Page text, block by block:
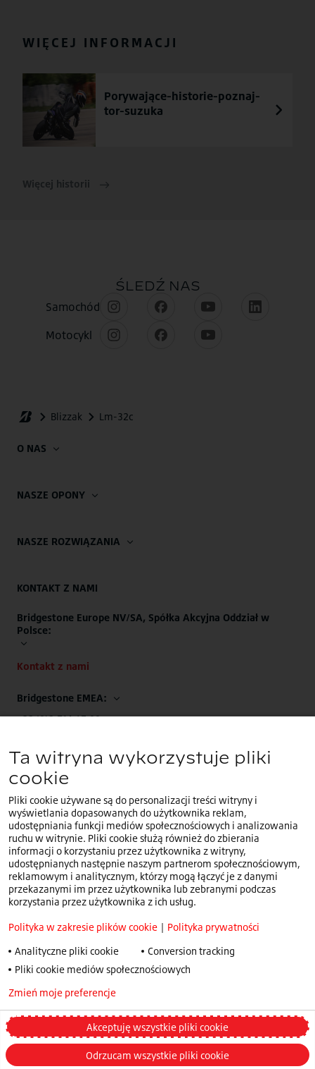
WIĘCEJ INFORMACJI
Porywające-historie-poznaj-
tor-suzuka
Więcej historii
O NAS
NASZE OPONY
NASZE ROZWIĄZANIA
KONTAKT Z NAMI
Bridgestone Europe NV/SA, Spółka Akcyjna Oddział w
Polsce:
Kontakt z nami
Bridgestone EMEA:
+32 (0)2.714.67.00
Znajdujesz się w witrynie dla Polski.Wybierz inny
kraj lub język
Polityka w zakresie plików cookie
Polityka prywatności
Polityka Dokonywania Zgłoszeń Speak Up
Warunki korzystania
Warunki ogólne handlowe
Strategii Podatkowej
Klauzula informacyjna - prywatność w rekrutacji
Ogólne warunki gwarancji
Regulacje dotyczące opon zimowych – floty/pojazdy
Zmienić moje preferencje
Ta witryna wykorzystuje pliki
cookie
Pliki cookie używane są do personalizacji treści witryny i
wyświetlania dopasowanych do użytkownika reklam,
udostępniania funkcji mediów społecznościowych i analizowania
ruchu w witrynie. Pliki cookie służą również do zbierania
informacji o korzystaniu przez użytkownika z witryny,
udostępnianych następnie naszym partnerom społecznościowym,
reklamowym i analitycznym, którzy mogą łączyć je z danymi
przekazanymi im przez użytkownika lub zebranymi podczas
korzystania przez użytkownika z ich usług.
Polityka w zakresie plików cookie | Polityka prywatności
Analityczne pliki cookie
Conversion tracking
Pliki cookie mediów społecznościowych
Akceptuję wszystkie pliki cookie
Odrzucam wszystkie pliki cookie
Zmień moje preferencje